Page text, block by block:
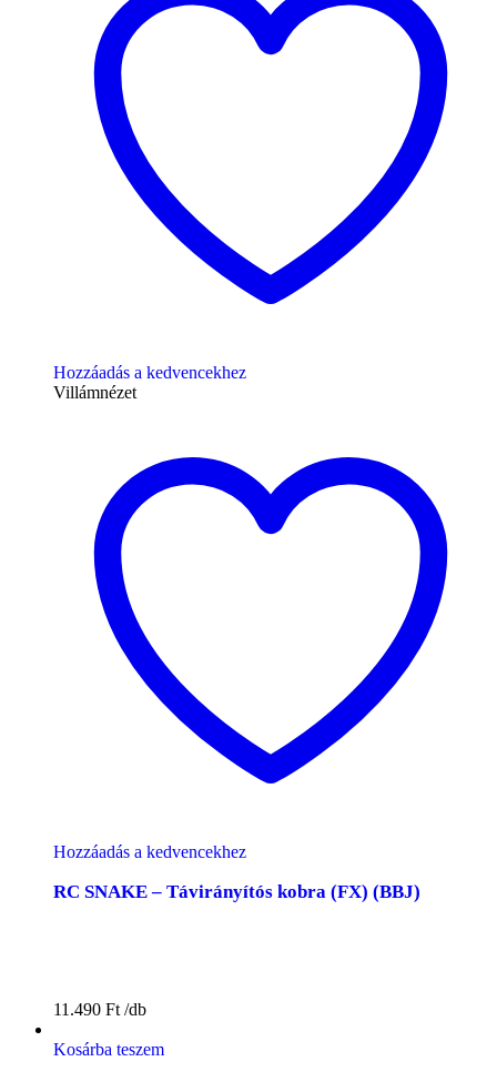
Hozzáadás a kedvencekhez
Villámnézet
Hozzáadás a kedvencekhez
RC SNAKE – Távirányítós kobra (FX) (BBJ)
11.490 Ft
Kosárba teszem